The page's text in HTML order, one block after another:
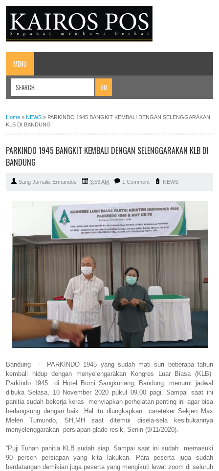
MENU
Home » NEWS » PARKINDO 1945 BANGKIT KEMBALI DENGAN SELENGGARAKAN
KLB DI BANDUNG
PARKINDO 1945 BANGKIT KEMBALI DENGAN SELENGGARAKAN KLB DI
BANDUNG
Sang Jurnalis Ermandos 3:53 AM 1 Comment NEWS
Bandung - PARKINDO 1945 yang sudah mati suri beberapa tahun
kembali hidup dengan menyelengarakan Kongres Luar Biasa (KLB)
Parkindo 1945 di Hotel Bumi Sangkuriang, Bandung, menurut jadwal
dibuka Selasa, 10 November 2020 pukul 09.00 pagi. Sampai saat ini
panitia sudah bekerja keras menyiapkan perhelatan penting ini agar bisa
berlangsung dengan baik. Hal itu diungkapkan careteker Sekjen Max
Melen Tumundo, SH,MH saat ditemui disela-sela kesibukannya
menyelenggarakan persiapan glade resik, Senin (9/11/2020).
“Puji Tuhan panitia KLB sudah siap. Sampai saat ini sudah memasuki
90 persen persiapan yang kita lakukan. Para peserta juga sudah
berdatangan demikian juga peserta yang mengikuti lewat zoom di seluruh